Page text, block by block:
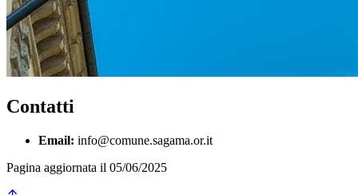
Contatti
Email: info@comune.sagama.or.it
Pagina aggiornata il 05/06/2025